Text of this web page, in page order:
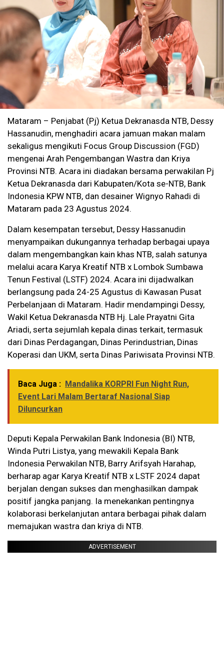
Mataram – Penjabat (Pj) Ketua Dekranasda NTB, Dessy
Hassanudin, menghadiri acara jamuan makan malam
sekaligus mengikuti Focus Group Discussion (FGD)
mengenai Arah Pengembangan Wastra dan Kriya
Provinsi NTB. Acara ini diadakan bersama perwakilan Pj
Ketua Dekranasda dari Kabupaten/Kota se-NTB, Bank
Indonesia KPW NTB, dan desainer Wignyo Rahadi di
Mataram pada 23 Agustus 2024.
Dalam kesempatan tersebut, Dessy Hassanudin
menyampaikan dukungannya terhadap berbagai upaya
dalam mengembangkan kain khas NTB, salah satunya
melalui acara Karya Kreatif NTB x Lombok Sumbawa
Tenun Festival (LSTF) 2024. Acara ini dijadwalkan
berlangsung pada 24-25 Agustus di Kawasan Pusat
Perbelanjaan di Mataram. Hadir mendampingi Dessy,
Wakil Ketua Dekranasda NTB Hj. Lale Prayatni Gita
Ariadi, serta sejumlah kepala dinas terkait, termasuk
dari Dinas Perdagangan, Dinas Perindustrian, Dinas
Koperasi dan UKM, serta Dinas Pariwisata Provinsi NTB.
Baca Juga : Mandalika KORPRI Fun Night Run,
Event Lari Malam Bertaraf Nasional Siap
Diluncurkan
Deputi Kepala Perwakilan Bank Indonesia (BI) NTB,
Winda Putri Listya, yang mewakili Kepala Bank
Indonesia Perwakilan NTB, Barry Arifsyah Harahap,
berharap agar Karya Kreatif NTB x LSTF 2024 dapat
berjalan dengan sukses dan menghasilkan dampak
positif jangka panjang. Ia menekankan pentingnya
kolaborasi berkelanjutan antara berbagai pihak dalam
memajukan wastra dan kriya di NTB.
ADVERTISEMENT